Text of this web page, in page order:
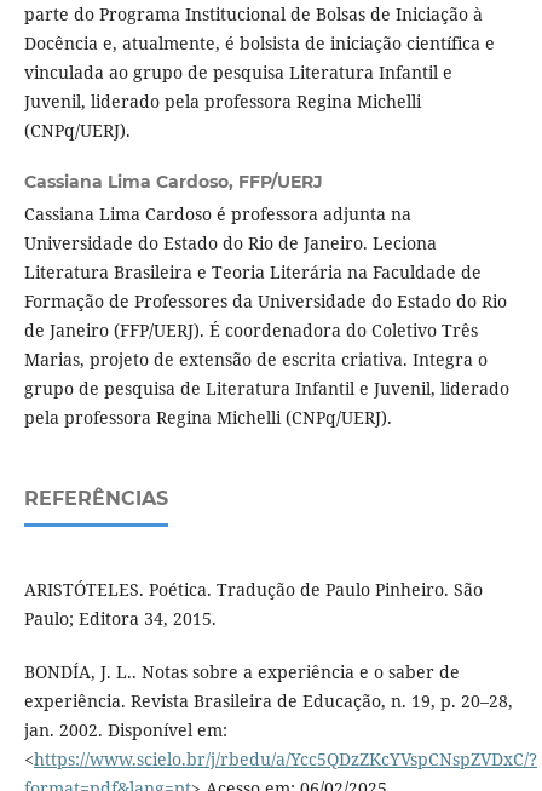
parte do Programa Institucional de Bolsas de Iniciação à
Docência e, atualmente, é bolsista de iniciação científica e
vinculada ao grupo de pesquisa Literatura Infantil e
Juvenil, liderado pela professora Regina Michelli
(CNPq/UERJ).
Cassiana Lima Cardoso, FFP/UERJ
Cassiana Lima Cardoso é professora adjunta na
Universidade do Estado do Rio de Janeiro. Leciona
Literatura Brasileira e Teoria Literária na Faculdade de
Formação de Professores da Universidade do Estado do Rio
de Janeiro (FFP/UERJ). É coordenadora do Coletivo Três
Marias, projeto de extensão de escrita criativa. Integra o
grupo de pesquisa de Literatura Infantil e Juvenil, liderado
pela professora Regina Michelli (CNPq/UERJ).
REFERÊNCIAS
ARISTÓTELES. Poética. Tradução de Paulo Pinheiro. São
Paulo; Editora 34, 2015.
BONDÍA, J. L.. Notas sobre a experiência e o saber de
experiência. Revista Brasileira de Educação, n. 19, p. 20–28,
jan. 2002. Disponível em:
<https://www.scielo.br/j/rbedu/a/Ycc5QDzZKcYVspCNspZVDxC/?